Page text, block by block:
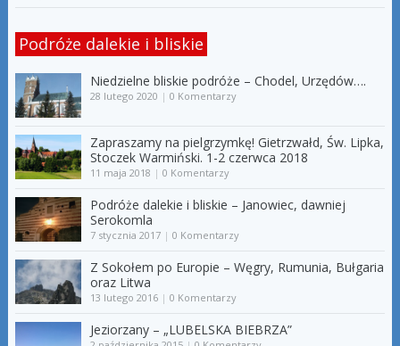
Podróże dalekie i bliskie
Niedzielne bliskie podróże – Chodel, Urzędów….
28 lutego 2020 | 0 Komentarzy
Zapraszamy na pielgrzymkę! Gietrzwałd, Św. Lipka,
Stoczek Warmiński. 1-2 czerwca 2018
11 maja 2018 | 0 Komentarzy
Podróże dalekie i bliskie – Janowiec, dawniej
Serokomla
7 stycznia 2017| 0 Komentarzy
Z Sokołem po Europie – Węgry, Rumunia, Bułgaria
oraz Litwa
13 lutego 2016| 0 Komentarzy
Jeziorzany – „LUBELSKA BIEBRZA”